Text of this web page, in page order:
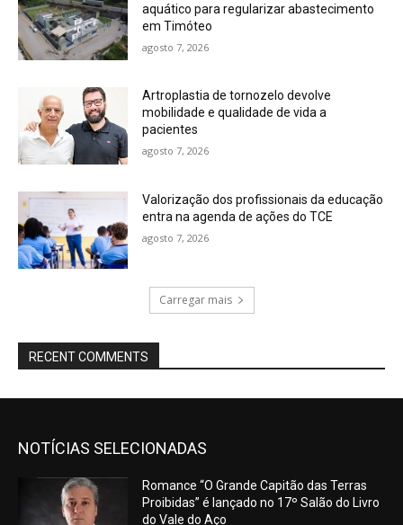
aquático para regularizar abastecimento
em Timóteo
agosto 7, 2026
Artroplastia de tornozelo devolve
mobilidade e qualidade de vida a
pacientes
agosto 7, 2026
Valorização dos profissionais da educação
entra na agenda de ações do TCE
agosto 7, 2026
Carregar mais
RECENT COMMENTS
NOTÍCIAS SELECIONADAS
Romance “O Grande Capitão das Terras
Proibidas” é lançado no 17º Salão do Livro
do Vale do Aço